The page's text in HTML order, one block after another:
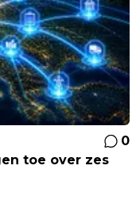
0
toe over zes